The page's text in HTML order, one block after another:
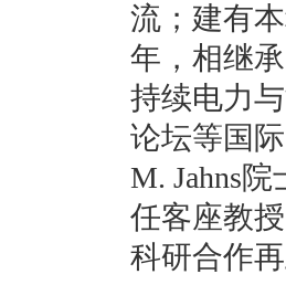
流；建有
年，相继
持续电力
论坛等国
M. Jahns院
任客座教
科研合作